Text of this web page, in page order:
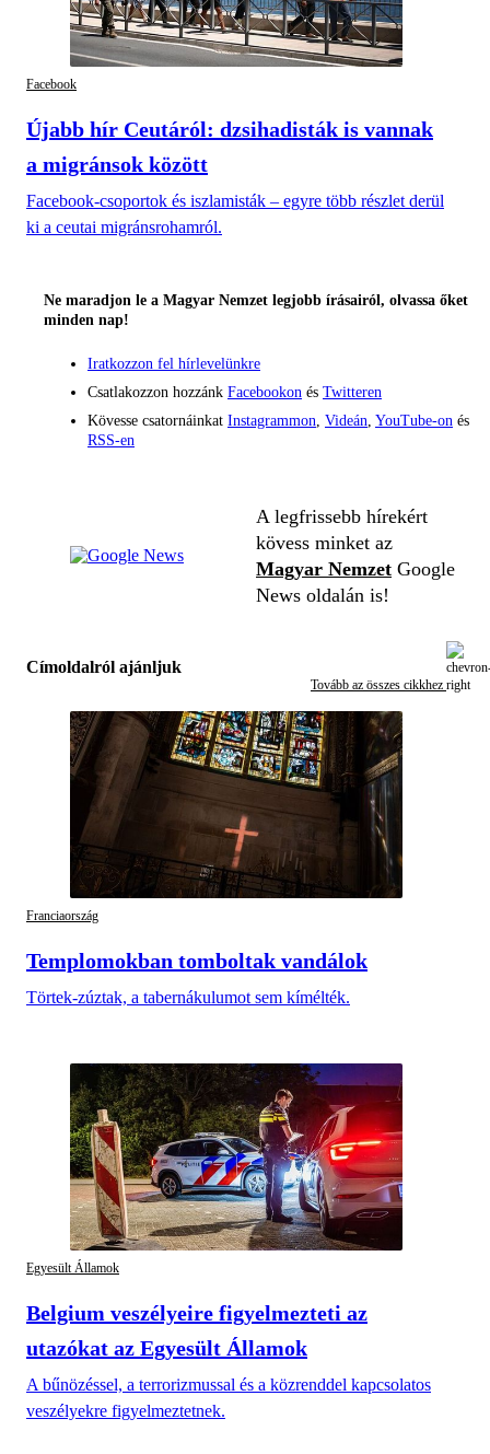
Facebook
Újabb hír Ceutáról: dzsihadisták is vannak
a migránsok között
Facebook-csoportok és iszlamisták – egyre több részlet derül
ki a ceutai migránsrohamról.
Ne maradjon le a Magyar Nemzet legjobb írásairól, olvassa őket
minden nap!
Iratkozzon fel hírlevelünkre
Csatlakozzon hozzánk Facebookon és Twitteren
Kövesse csatornáinkat Instagrammon Videán YouTube-on és
RSS-en
A legfrissebb hírekért
kövess minket az
Magyar Nemzet Google
News oldalán is!
Címoldalról ajánljuk
Tovább az összes cikkhez
Franciaország
Templomokban tomboltak vandálok
Törtek-zúztak, a tabernákulumot sem kímélték.
Egyesült Államok
Belgium veszélyeire figyelmezteti az
utazókat az Egyesült Államok
A bűnözéssel, a terrorizmussal és a közrenddel kapcsolatos
veszélyekre figyelmeztetnek.